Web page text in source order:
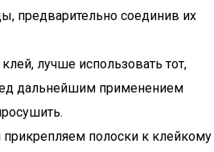
предварительно соединив их
лучше использовать тот,
дальнейшим применением
прикрепляем полоски к клейкому